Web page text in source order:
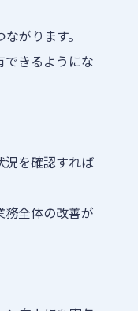
がります。
できるようにな
況を確認すれば
務全体の改善が